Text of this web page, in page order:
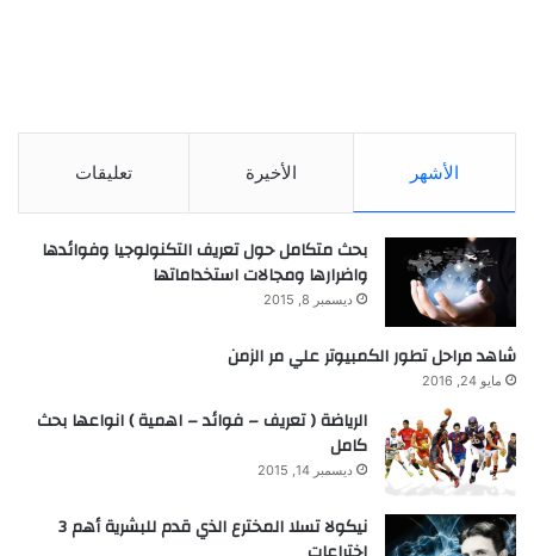
الأشهر الأخيرة تعليقات
بحث متكامل حول تعريف التكنولوجيا وفوائدها
واضرارها ومجالات استخداماتها
ديسمبر 8, 2015
شاهد مراحل تطور الكمبيوتر علي مر الزمن
مايو 24, 2016
الرياضة ( تعريف – فوائد – اهمية ) انواعها بحث
كامل
ديسمبر 14, 2015
نيكولا تسلا المخترع الذي قدم للبشرية أهم 3